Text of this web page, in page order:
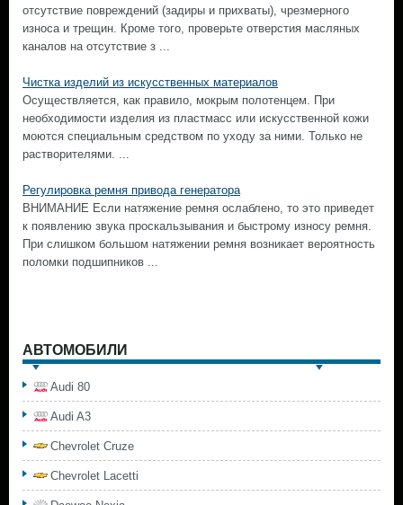
отсутствие повреждений (задиры и прихваты), чрезмерного
износа и трещин. Кроме того, проверьте отверстия масляных
каналов на отсутствие з ...
Чистка изделий из искусственных материалов
Осуществляется, как правило, мокрым полотенцем. При
необходимости изделия из пластмасс или искусственной кожи
моются специальным средством по уходу за ними. Только не
растворителями. ...
Регулировка ремня привода генератора
ВНИМАНИЕ Если натяжение ремня ослаблено, то это приведет
к появлению звука проскальзывания и быстрому износу ремня.
При слишком большом натяжении ремня возникает вероятность
поломки подшипников ...
АВТОМОБИЛИ
Audi 80
Audi A3
Chevrolet Cruze
Chevrolet Lacetti